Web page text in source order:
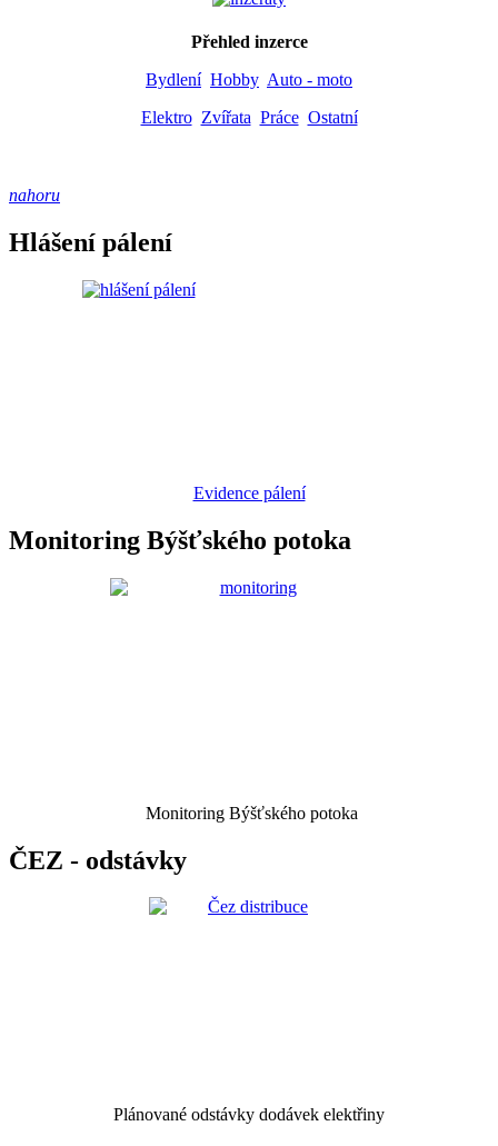
Přehled inzerce
Bydlení Hobby Auto - moto
Elektro Zvířata Práce Ostatní
nahoru
Hlášení pálení
Evidence pálení
Monitoring Býšťského potoka
Monitoring Býšťského potoka
ČEZ - odstávky
Plánované odstávky dodávek elektřiny